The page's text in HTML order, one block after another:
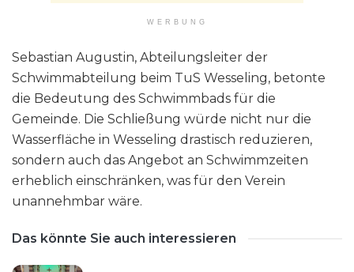
WERBUNG
Sebastian Augustin, Abteilungsleiter der
Schwimmabteilung beim TuS Wesseling, betonte
die Bedeutung des Schwimmbads für die
Gemeinde. Die Schließung würde nicht nur die
Wasserfläche in Wesseling drastisch reduzieren,
sondern auch das Angebot an Schwimmzeiten
erheblich einschränken, was für den Verein
unannehmbar wäre.
Das könnte Sie auch interessieren